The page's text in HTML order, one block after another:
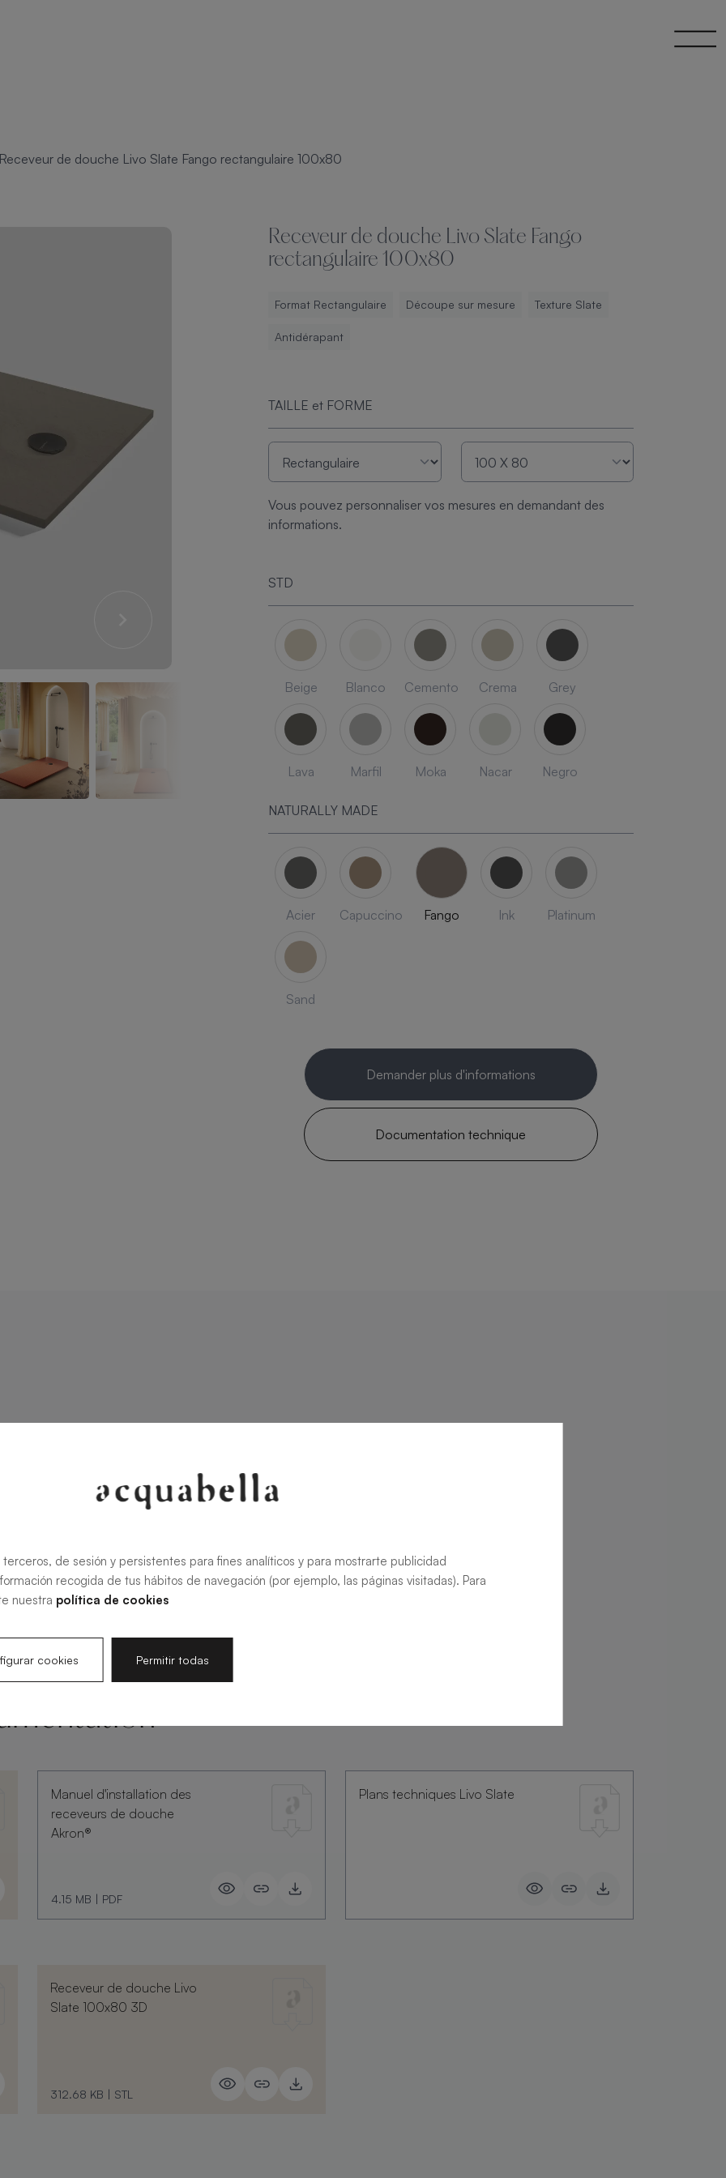
Receveur de douche Livo Slate Fango rectangulaire 100x80
Receveur de douche Livo Slate Fango
rectangulaire 100x80
Format Rectangulaire Découpe sur mesure Texture Slate
Antidérapant
TAILLE et FORME
Vous pouvez personnaliser vos mesures en demandant des
informations.
STD
Beige Blanco Cemento Crema Grey
Lava Marfil Moka Nacar Negro
NATURALLY MADE
Acier Capuccino Fango Ink Platinum
Sand
Demander plus d'informations
Documentation technique
Manuel d'installation des
receveurs de douche
Akron®
4.15 MB | PDF
Plans techniques Livo Slate
Receveur de douche Livo
Slate 100x80 3D
312.68 KB | STL
de sesión y persistentes para fines analíticos y para mostrarte publicidad
recogida de tus hábitos de navegación (por ejemplo, las páginas visitadas). Para
nuestra política de cookies
cookies Permitir todas